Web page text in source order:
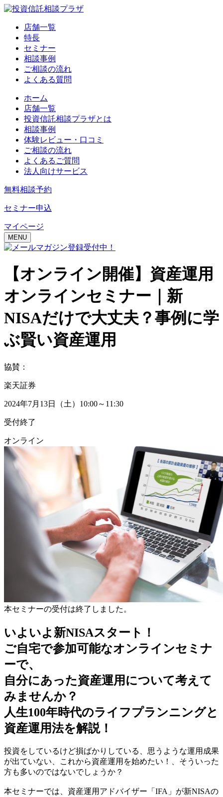
店舗一覧
特長
セミナー
相談事例
ご相談の流れ
よくある質問
ホーム
店舗一覧
投資信託相談プラザとは
相談事例
体験レビュー・口コミ
ご相談の流れ
よくあるご質問
法人向けサービス
無料相談予約
セミナー申込
マイページ
MENU
【オンライン開催】 資産運用
オンラインセミナー｜ 新
NISAだけで大丈夫？事例に学
ぶ賢い資産運用
協賛：
楽天証券
2024年7月13日（土）10:00～11:30
受付終了
オンライン
本セミナーの受付は終了しました。
いよいよ新NISAスタート！
ご自宅で参加可能なオンラインセミナ
ーで、
自分にあった資産運用について考えて
みませんか？
人生100年時代のライフプランニングと
資産運用法を解説！
投資をしているけど損ばかりしている、思うような運用成果
が出ていない、これから資産運用を始めたい！、そういった
方も多いのではないでしょうか？
本セミナーでは、資産運用アドバイザー「IFA」が新NISAの